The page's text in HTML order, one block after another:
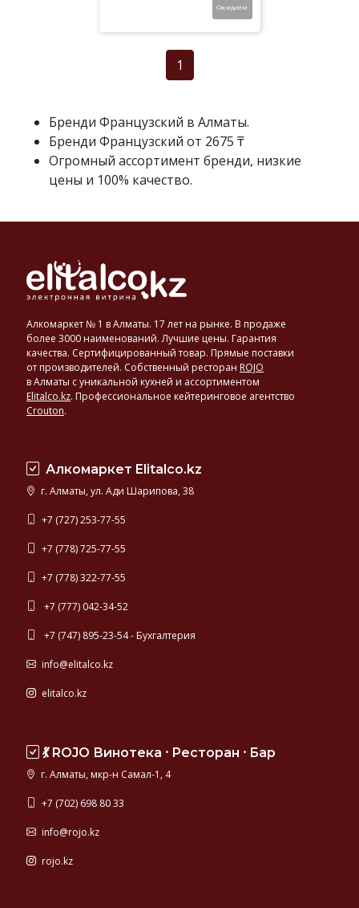
часов.
Ожидаем
1
Бренди Французский в Алматы.
Бренди Французский от 2675 ₸
Огромный ассортимент бренди, низкие
цены и 100% качество.
Алкомаркет № 1 в Алматы. 17 лет на рынке. В продаже
более 3000 наименований. Лучшие цены. Гарантия
качества. Сертифицированный товар. Прямые поставки
от производителей. Собственный ресторан ROJO
в Алматы с уникальной кухней и ассортиментом
Elitalco.kz. Профессиональное кейтеринговое агентство
Crouton.
Алкомаркет Elitalco.kz
г. Алматы, ул. Ади Шарипова, 38
+7 (727) 253-77-55
+7 (778) 725-77-55
+7 (778) 322-77-55
+7 (777) 042-34-52
+7 (747) 895-23-54 - Бухгалтерия
info@elitalco.kz
elitalco.kz
💃 ROJO Винотека ⸱ Ресторан ⸱ Бар
г. Алматы, мкр-н Самал-1, 4
+7 (702) 698 80 33
info@rojo.kz
rojo.kz